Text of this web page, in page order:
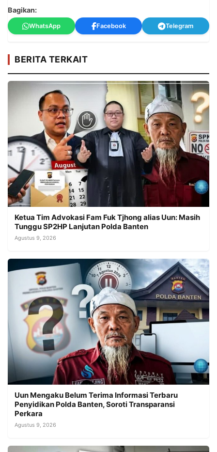
Bagikan:
WhatsApp Facebook Telegram
BERITA TERKAIT
Ketua Tim Advokasi Fam Fuk Tjhong alias Uun: Masih
Tunggu SP2HP Lanjutan Polda Banten
Agustus 9, 2026
Uun Mengaku Belum Terima Informasi Terbaru
Penyidikan Polda Banten, Soroti Transparansi
Perkara
Agustus 9, 2026